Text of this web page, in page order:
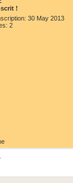
!
30 May 2013
2